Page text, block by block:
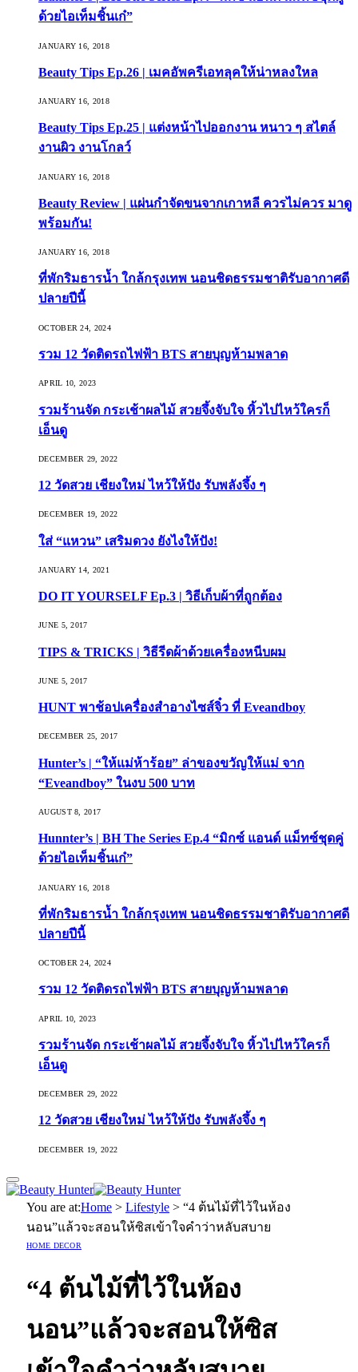
ด้วยไอเท็มชิ้นเก๋”
JANUARY 16, 2018
Beauty Tips Ep.26 | เมคอัพครีเอทลุคให้น่าหลงใหล
JANUARY 16, 2018
Beauty Tips Ep.25 | แต่งหน้าไปออกงาน หนาว ๆ สไตล์
งานผิว งานโกลว์
JANUARY 16, 2018
Beauty Review | แผ่นกำจัดขนจากเกาหลี ควรไม่ควร มาดู
พร้อมกัน!
JANUARY 16, 2018
ที่พักริมธารน้ำ ใกล้กรุงเทพ นอนชิดธรรมชาติรับอากาศดี
ปลายปีนี้
OCTOBER 24, 2024
รวม 12 วัดติดรถไฟฟ้า BTS สายบุญห้ามพลาด
APRIL 10, 2023
รวมร้านจัด กระเช้าผลไม้ สวยจึ้งจับใจ หิ้วไปไหว้ใครก็
เอ็นดู
DECEMBER 29, 2022
12 วัดสวย เชียงใหม่ ไหว้ให้ปัง รับพลังจึ้ง ๆ
DECEMBER 19, 2022
ใส่ “แหวน” เสริมดวง ยังไงให้ปัง!
JANUARY 14, 2021
DO IT YOURSELF Ep.3 | วิธีเก็บผ้าที่ถูกต้อง
JUNE 5, 2017
TIPS & TRICKS | วิธีรีดผ้าด้วยเครื่องหนีบผม
JUNE 5, 2017
HUNT พาช้อปเครื่องสำอางไซส์จิ๋ว ที่ Eveandboy
DECEMBER 25, 2017
Hunter’s | “ให้แม่ห้าร้อย” ล่าของขวัญให้แม่ จาก
“Eveandboy” ในงบ 500 บาท
AUGUST 8, 2017
Hunnter’s | BH The Series Ep.4 “มิกซ์ แอนด์ แม็ทซ์ชุดคู่
ด้วยไอเท็มชิ้นเก๋”
JANUARY 16, 2018
ที่พักริมธารน้ำ ใกล้กรุงเทพ นอนชิดธรรมชาติรับอากาศดี
ปลายปีนี้
OCTOBER 24, 2024
รวม 12 วัดติดรถไฟฟ้า BTS สายบุญห้ามพลาด
APRIL 10, 2023
รวมร้านจัด กระเช้าผลไม้ สวยจึ้งจับใจ หิ้วไปไหว้ใครก็
เอ็นดู
DECEMBER 29, 2022
12 วัดสวย เชียงใหม่ ไหว้ให้ปัง รับพลังจึ้ง ๆ
DECEMBER 19, 2022
You are at:Home > Lifestyle > “4 ต้นไม้ที่ไว้ในห้อง
นอน”แล้วจะสอนให้ซิสเข้าใจคำว่าหลับสบาย
HOME DECOR
“4 ต้นไม้ที่ไว้ในห้อง
นอน”แล้วจะสอนให้ซิส